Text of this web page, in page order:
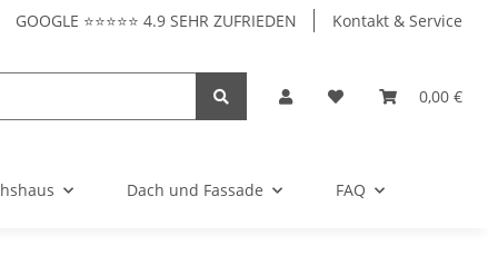
GOOGLE ⭐⭐⭐⭐⭐ 4.9 SEHR ZUFRIEDEN Kontakt & Service
0,00 €
Dach und Fassade FAQ